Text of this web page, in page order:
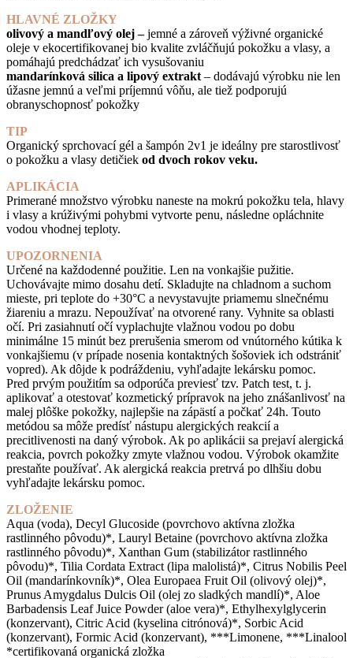
HLAVNÉ ZLOŽKY
olivový a mandľový olej –jemné a zároveň výživné organické
oleje v ekocertifikovanej bio kvalite zvláčňujú pokožku a vlasy, a
pomáhajú predchádzať ich vysušovaniu
mandarínková silica a lipový extrakt – dodávajú výrobku nie len
úžasne jemnú a veľmi príjemnú vôňu, ale tiež podporujú
obranyschopnosť pokožky
TIP
Organický sprchovací gél a šampón 2v1 je ideálny pre starostlivosť
o pokožku a vlasy detičiek od dvoch rokov veku.
APLIKÁCIA
Primerané množstvo výrobku naneste na mokrú pokožku tela, hlavy
i vlasy a krúživými pohybmi vytvorte penu, následne opláchnite
vodou vhodnej teploty.
UPOZORNENIA
Určené na každodenné použitie. Len na vonkajšie pužitie.
Uchovávajte mimo dosahu detí. Skladujte na chladnom a suchom
mieste, pri teplote do +30°C a nevystavujte priamemu slnečnému
žiareniu a mrazu. Nepoužívať na otvorené rany. Vyhnite sa oblasti
očí. Pri zasiahnutí očí vyplachujte vlažnou vodou po dobu
minimálne 15 minút bez prerušenia smerom od vnútorného kútika k
vonkajšiemu (v prípade nosenia kontaktných šošoviek ich odstrániť
vopred). Ak dôjde k podráždeniu, vyhľadajte lekársku pomoc.
Pred prvým použitím sa odporúča previesť tzv. Patch test, t. j.
aplikovať a otestovať kozmetický prípravok na jeho znášanlivosť na
malej plôške pokožky, najlepšie na zápästí a počkať 24h. Touto
metódou sa môže predísť nástupu alergických reakcií a
precitlivenosti na daný výrobok. Ak po aplikácii sa prejaví alergická
reakcia, povrch pokožky zmyte vlažnou vodou. Výrobok okamžite
prestaňte používať. Ak alergická reakcia pretrvá po dlhšiu dobu
vyhľadajte lekársku pomoc.
ZLOŽENIE
Aqua (voda), Decyl Glucoside (povrchovo aktívna zložka
rastlinného pôvodu)*, Lauryl Betaine (povrchovo aktívna zložka
rastlinného pôvodu)*, Xanthan Gum (stabilizátor rastlinného
pôvodu)*, Tilia Cordata Extract (lipa malolistá)*, Citrus Nobilis Peel
Oil (mandarínkovník)*, Olea Europaea Fruit Oil (olivový olej)*,
Prunus Amygdalus Dulcis Oil (olej zo sladkých mandlí)*, Aloe
Barbadensis Leaf Juice Powder (aloe vera)*, Ethylhexylglycerin
(konzervant), Citric Acid (kyselina citrónová)*, Sorbic Acid
(konzervant), Formic Acid (konzervant), ***Limonene, ***Linalool
*certifikovaná organická zložka